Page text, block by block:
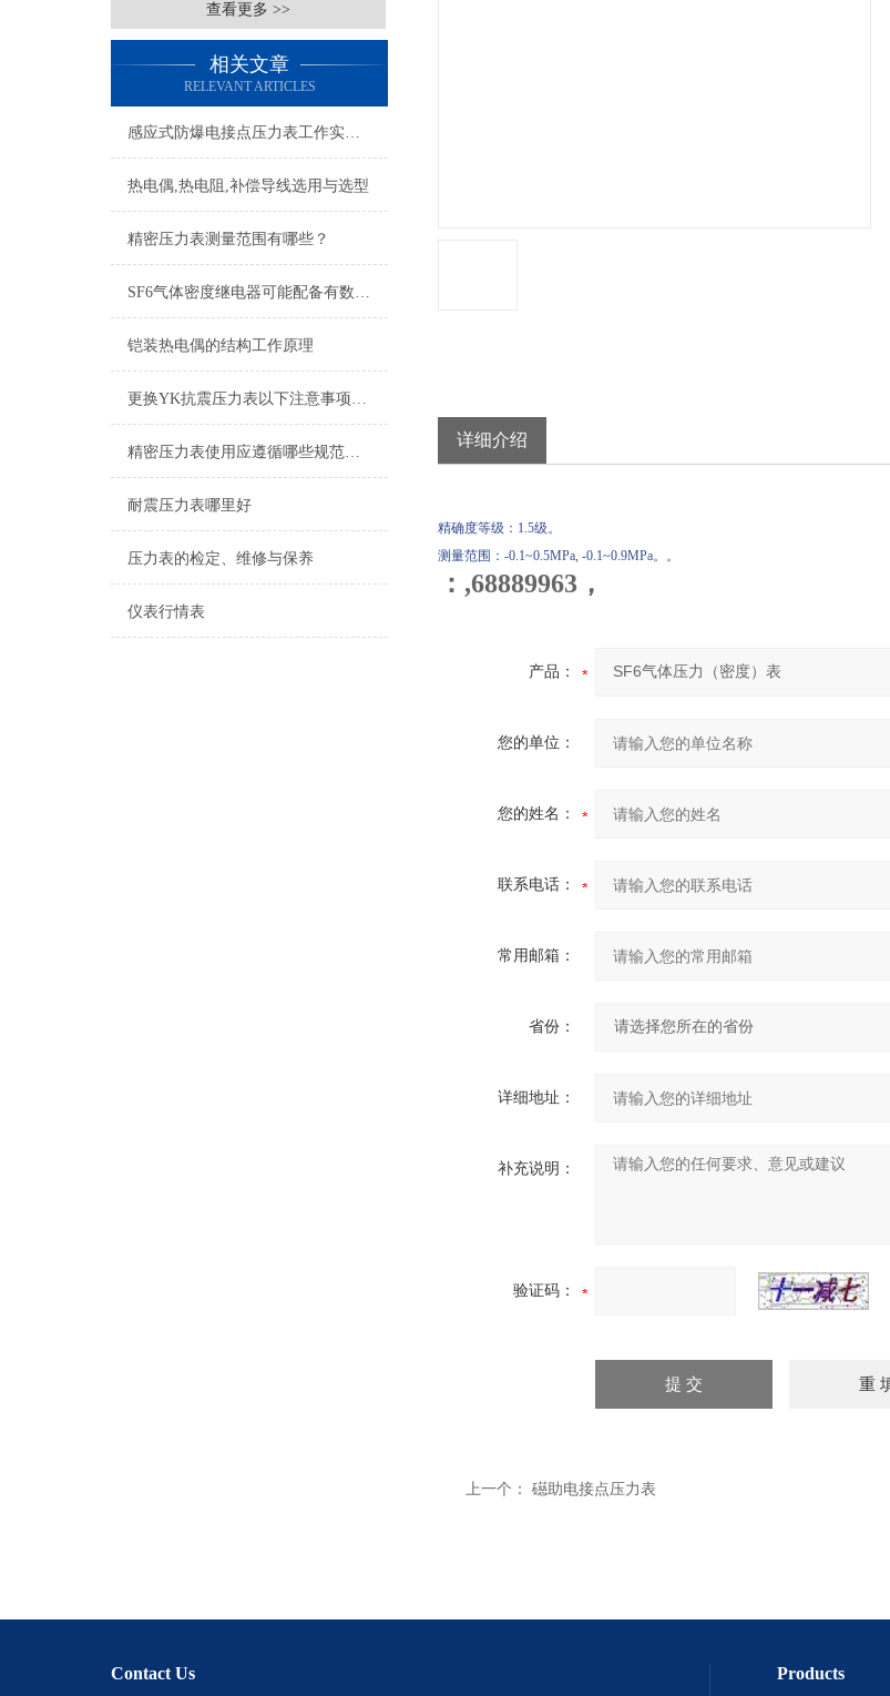
查看更多 >>
相关文章
RELEVANT ARTICLES
感应式防爆电接点压力表工作实现的控制目的
热电偶,热电阻,补偿导线选用与选型
精密压力表测量范围有哪些？
SF6气体密度继电器可能配备有数字显示和操作面板
铠装热电偶的结构工作原理
更换YK抗震压力表以下注意事项可别忘了
精密压力表使用应遵循哪些规范，如何使用更精确？
耐震压力表哪里好
压力表的检定、维修与保养
仪表行情表
详细介绍
精确度等级：1.5级。
测量范围：-0.1~0.5MPa, -0.1~0.9MPa。。
：,68889963，
产品：
您的单位：
您的姓名：
联系电话：
常用邮箱：
省份：
详细地址：
补充说明：
验证码：
上一个： 礠助电接点压力表
Contact Us Products